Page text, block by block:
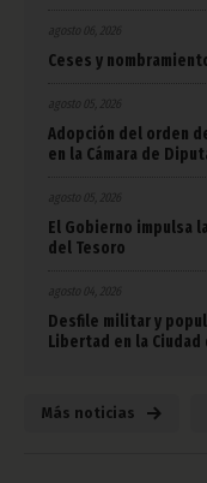
agosto 06, 2026
Ceses y
Adopción del orden
en la Cámara de
El Gobierno impulsa
del Tesoro
agosto 04, 2026
Desfile militar y
Libertad en la Ciudad
Más noticias